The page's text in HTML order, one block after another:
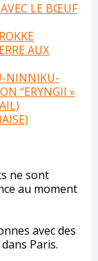
LE BŒUF
AUX
NINNIKU-
“ERYNGII »
ne sont
au moment
avec des
Paris.